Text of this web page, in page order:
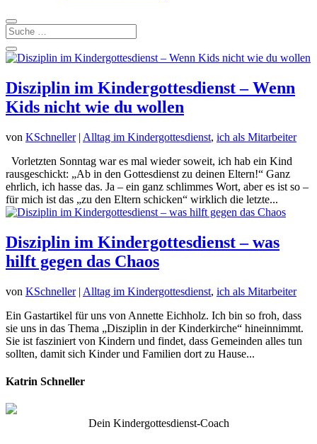
Disziplin im Kindergottesdienst – Wenn
Kids nicht wie du wollen
von KSchneller| Alltag im Kindergottesdienst, ich als Mitarbeiter
Vorletzten Sonntag war es mal wieder soweit, ich hab ein Kind
rausgeschickt: „Ab in den Gottesdienst zu deinen Eltern!“ Ganz
ehrlich, ich hasse das. Ja – ein ganz schlimmes Wort, aber es ist so –
für mich ist das „zu den Eltern schicken“ wirklich die letzte...
Disziplin im Kindergottesdienst – was
hilft gegen das Chaos
von KSchneller| Alltag im Kindergottesdienst, ich als Mitarbeiter
Ein Gastartikel für uns von Annette Eichholz. Ich bin so froh, dass
sie uns in das Thema „Disziplin in der Kinderkirche“ hineinnimmt.
Sie ist fasziniert von Kindern und findet, dass Gemeinden alles tun
sollten, damit sich Kinder und Familien dort zu Hause...
Katrin Schneller
Dein Kindergottesdienst-Coach